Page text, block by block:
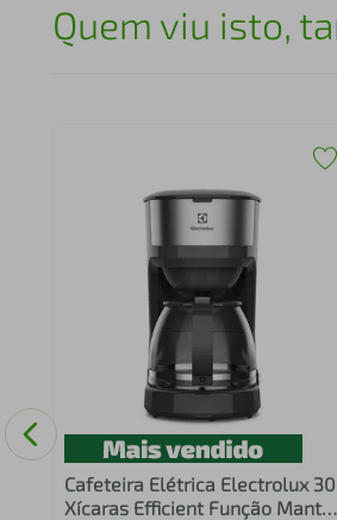
Quem viu isto,
Cafeteira Elétrica Electrolux 30
Xícaras Efficient Função Manter